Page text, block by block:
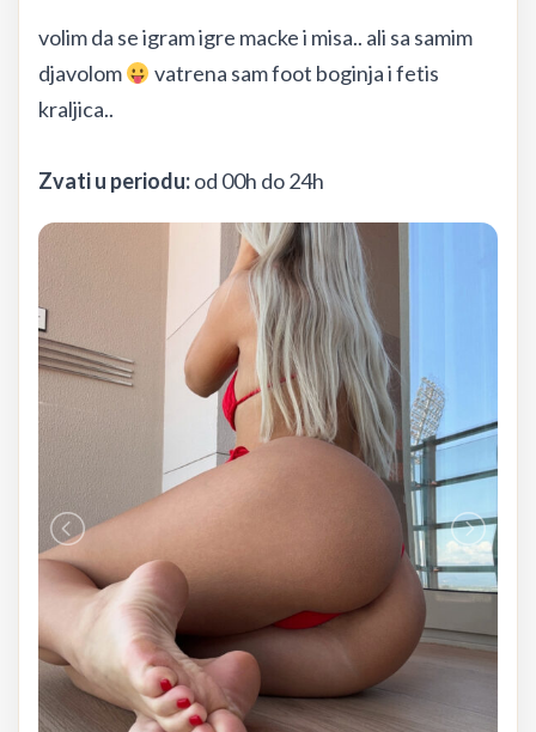
volim da se igram igre macke i misa.. ali sa samim
djavolom
vatrena sam foot boginja i fetis
kraljica..
Zvati u periodu:od 00h do 24h